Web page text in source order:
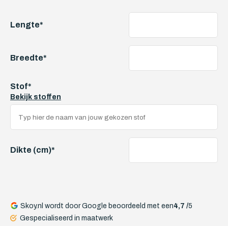
Lengte*
Breedte*
Stof*
Bekijk stoffen
Dikte (cm)*
Skoy.nl wordt door Google beoordeeld met een4,7 /5
Gespecialiseerd in maatwerk